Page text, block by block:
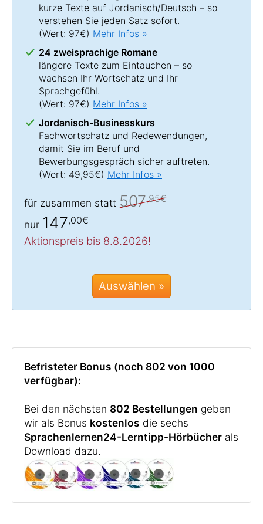
kurze Texte auf Jordanisch/Deutsch – so
verstehen Sie jeden Satz sofort.
(Wert: 97€) Mehr Infos »
24 zweisprachige Romane
längere Texte zum Eintauchen – so
wachsen Ihr Wortschatz und Ihr
Sprachgefühl.
(Wert: 97€) Mehr Infos »
Jordanisch-Businesskurs
Fachwortschatz und Redewendungen,
damit Sie im Beruf und
Bewerbungsgespräch sicher auftreten.
(Wert: 49,95€) Mehr Infos »
für zusammen statt 507,95€
nur 147,00€
Aktionspreis bis 8.8.2026!
Auswählen »
Befristeter Bonus (noch 802 von 1000
verfügbar):
Bei den nächsten 802 Bestellungen geben
wir als Bonus kostenlos die sechs
Sprachenlernen24-Lerntipp-Hörbücher als
Download dazu.